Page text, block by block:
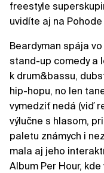
freestyle
uvidíte aj na Pohode
Beardyman spája
stand-up comedy a
k drum&bassu,
hip-hopu, no len
vymedziť nedá (viď
výlučne s hlasom,
paletu známych i
mala aj jeho
Album Per Hour,